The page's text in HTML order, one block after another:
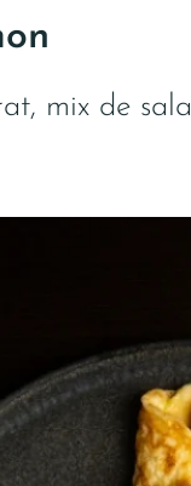
mix de